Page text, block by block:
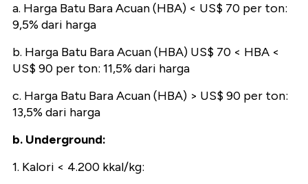
a. Harga Batu Bara Acuan (HBA) < US$ 70 per ton:
9,5% dari harga
b. Harga Batu Bara Acuan (HBA) US$ 70 < HBA <
US$ 90 per ton: 11,5% dari harga
c. Harga Batu Bara Acuan (HBA) > US$ 90 per ton:
13,5% dari harga
b. Underground:
1. Kalori < 4.200 kkal/kg: